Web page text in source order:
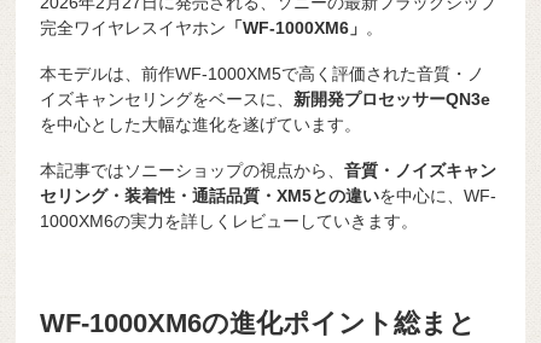
完全ワイヤレスイヤホン 「WF-1000XM6」 。
本モデルは、前作WF-1000XM5で高く評価された音質・ノ
イズキャンセリングをベースに、 新開発プロセッサーQN3e
を中心とした大幅な進化を遂げています。
本記事ではソニーショップの視点から、音質・ノイズキャン
セリング・装着性・通話品質・XM5との違いを中心に、WF-
1000XM6の実力を詳しくレビューしていきます。
WF-1000XM6の進化ポイント総まと